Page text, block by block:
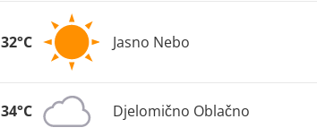
32°C Jasno Nebo
34°C Djelomično Oblačno